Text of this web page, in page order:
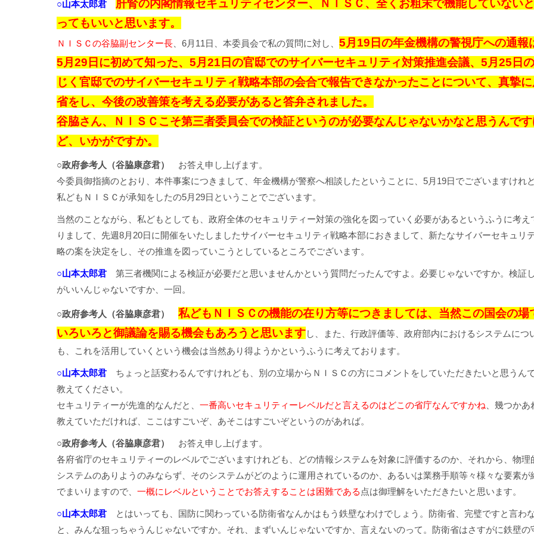
○山本太郎君
肝腎の内閣情報セキュリティセンター、ＮＩＳＣ、全くお粗末で機能していない
ってもいいと思います。
ＮＩＳＣの谷脇副センター長、6月11日、本委員会で私の質問に対し、 5月19日の年金機構の警視庁への通報
5月29日に初めて知った、5月21日の官邸でのサイバーセキュリティ対策推進会議、5月25日
じく官邸でのサイバーセキュリティ戦略本部の会合で報告できなかったことについて、真摯
省をし、今後の改善策を考える必要があると答弁されました。
谷脇さん、ＮＩＳＣこそ第三者委員会での検証というのが必要なんじゃないかなと思うんで
ど、いかがですか。
○政府参考人（谷脇康彦君）
お答え申し上げます。
今委員御指摘のとおり、本件事案につきまして、年金機構が警察へ相談したということに、5月19日でございますけれ
私どもＮＩＳＣが承知をしたの5月29日ということでございます。
当然のことながら、私どもとしても、政府全体のセキュリティー対策の強化を図っていく必要があるというふうに考え
りまして、先週8月20日に開催をいたしましたサイバーセキュリティ戦略本部におきまして、新たなサイバーセキュリ
略の案を決定をし、その推進を図っていこうとしているところでございます。
○山本太郎君第三者機関による検証が必要だと思いませんかという質問だったんですよ。必要じゃないですか。検証
がいいんじゃないですか、一回。
○政府参考人（谷脇康彦君）
私どもＮＩＳＣの機能の在り方等につきましては、当然この国会の場
いろいろと御議論を賜る機会もあろうと思いますし、また、行政評価等、政府部内におけるシステムにつ
も、これを活用していくという機会は当然あり得ようかというふうに考えております。
○山本太郎君ちょっと話変わるんですけれども、別の立場からＮＩＳＣの方にコメントをしていただきたいと思うん
教えてください。
セキュリティーが先進的なんだと、 一番高いセキュリティーレベルだと言えるのはどこの省庁なんですかね 、幾つかあ
教えていただければ、ここはすごいぞ、あそこはすごいぞというのがあれば。
○政府参考人（谷脇康彦君）
お答え申し上げます。
各府省庁のセキュリティーのレベルでございますけれども、どの情報システムを対象に評価するのか、それから、物理
システムのありようのみならず、そのシステムがどのように運用されているのか、あるいは業務手順等々様々な要素が
でまいりますので、 一概にレベルということでお答えすることは困難である 点は御理解をいただきたいと思います。
○山本太郎君とはいっても、国防に関わっている防衛省なんかはもう鉄壁なわけでしょう。防衛省、完璧ですと言わ
と、みんな狙っちゃうんじゃないですか。それ、まずいんじゃないですか、言えないのって。防衛省はさすがに鉄壁の